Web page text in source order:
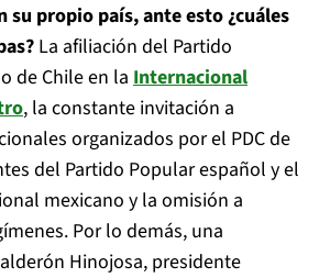
su propio país, ante esto ¿cuáles
La afiliación del Partido
de Chile en la Internacional
, la constante invitación a
organizados por el PDC de
del Partido Popular español y el
mexicano y la omisión a
Por lo demás, una
Hinojosa, presidente